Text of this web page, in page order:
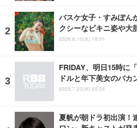
バスケ女子・すみぽん
クシーなビキニ姿や大
2026.6.10(水) 18:01
FRIDAY、明日15時に
ドルと年下美女のバカ
2025.7.23(水) 20:54
夏帆が朝ドラ初出演！